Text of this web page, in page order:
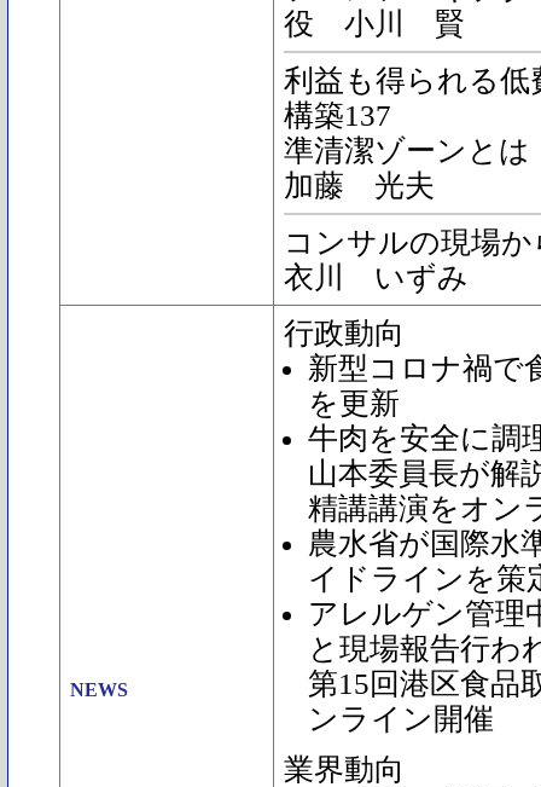
役 小川 賢
利益も得られる低
構築137
準清潔ゾーンとは
加藤 光夫
コンサルの現場
衣川 いずみ
NEWS
行政動向
新型コロナ禍で
を更新
牛肉を安全に調
山本委員長が解
精講講演をオン
農水省が国際水
イドラインを策
アレルゲン管理
と現場報告行わ
第15回港区食品
ンライン開催
業界動向